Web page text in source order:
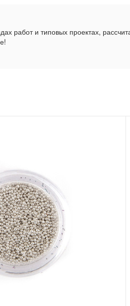
работ и типовых проектах,